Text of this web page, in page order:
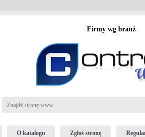
Firmy wg branż
O katalogu Zgłoś stronę